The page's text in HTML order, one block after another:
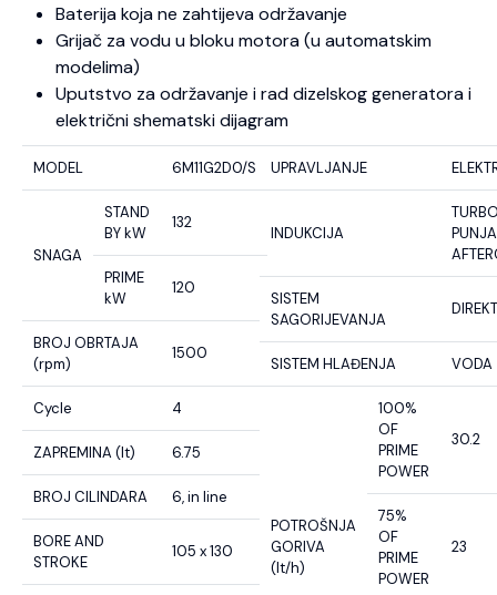
Baterija koja ne zahtijeva održavanje
Grijač za vodu u bloku motora (u automatskim
modelima)
Uputstvo za održavanje i rad dizelskog generatora i
električni shematski dijagram
MODEL 6M11G2D0/S
SNAGA
STAND
BY kW
132
PRIME
kW
120
BROJ OBRTAJA
(rpm)
1500
Cycle 4
ZAPREMINA (lt) 6.75
BROJ CILINDARA 6, in line
BORE AND
STROKE
105 x 130
UPRAVLJANJE
INDUKCIJA
SISTEM
SAGORIJEVANJA
SISTEM HLAĐENJA VODA
POTROŠNJA
GORIVA
(lt/h)
100%
OF
PRIME
POWER
30.2
75%
OF
PRIME
POWER
23